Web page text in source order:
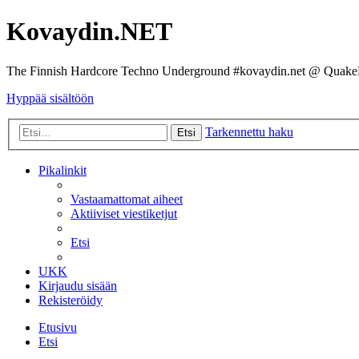
Kovaydin.NET
The Finnish Hardcore Techno Underground #kovaydin.net @
Hyppää sisältöön
Etsi Tarkennettu haku
Pikalinkit
Vastaamattomat aiheet
Aktiiviset viestiketjut
Etsi
UKK
Kirjaudu sisään
Rekisteröidy
Etusivu
Etsi